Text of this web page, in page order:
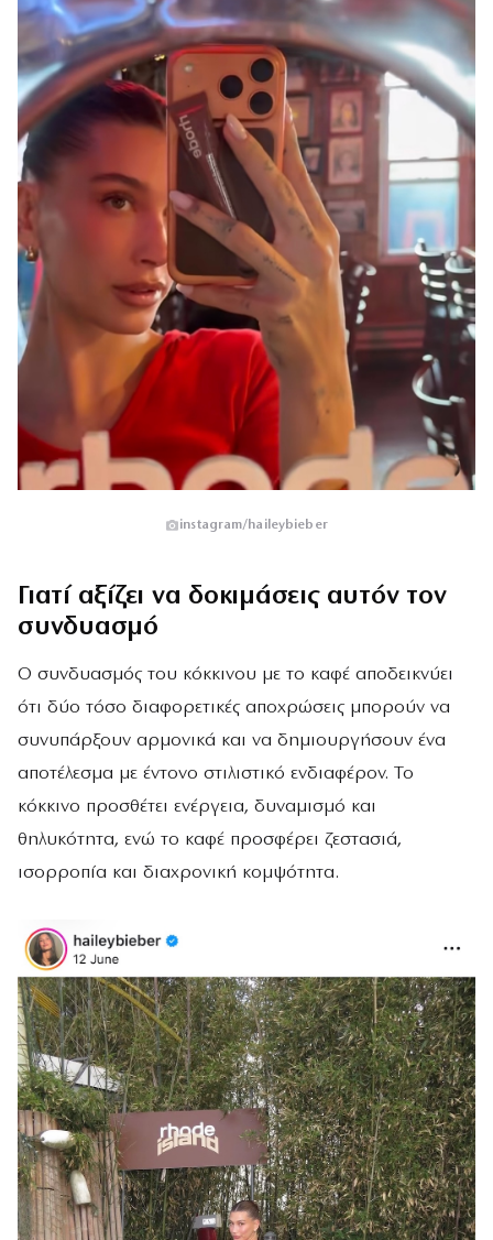
instagram/haileybieber
Γιατί αξίζει να δοκιμάσεις αυτόν τον
συνδυασμό
Ο συνδυασμός του κόκκινου με το καφέ αποδεικνύει
ότι δύο τόσο διαφορετικές αποχρώσεις μπορούν να
συνυπάρξουν αρμονικά και να δημιουργήσουν ένα
αποτέλεσμα με έντονο στιλιστικό ενδιαφέρον. Το
κόκκινο προσθέτει ενέργεια, δυναμισμό και
θηλυκότητα, ενώ το καφέ προσφέρει ζεστασιά,
ισορροπία και διαχρονική κομψότητα.